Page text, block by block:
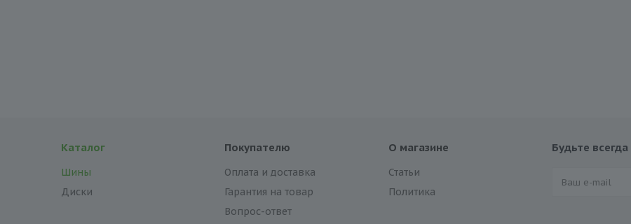
Каталог
Шины
Диски
Покупателю
Оплата и доставка
Гарантия на товар
Вопрос-ответ
О магазине
Статьи
Политика
Будьте всегда